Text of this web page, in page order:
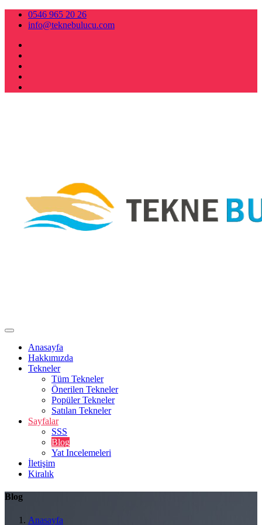
0546 965 20 26
info@teknebulucu.com
Anasayfa
Hakkımızda
Tekneler
Tüm Tekneler
Önerilen Tekneler
Popüler Tekneler
Satılan Tekneler
Sayfalar
SSS
Blog
Yat Incelemeleri
İletişim
Kiralık
Blog
Anasayfa